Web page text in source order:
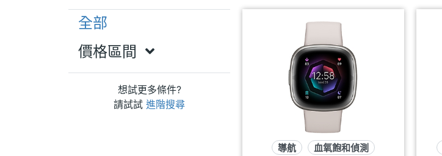
全部
價格區間
想試更多條件?
請試試 進階搜尋
導航
血氧飽和偵測